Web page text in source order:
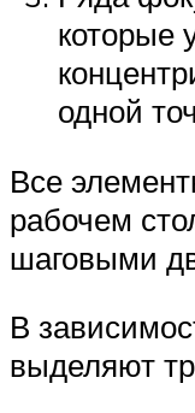
которые
одной
Все
рабочем
шаговыми
В
выделяют